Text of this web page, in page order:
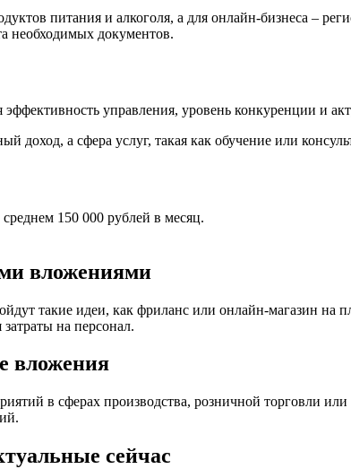
питания и алкоголя, а для онлайн-бизнеса –
необходимых документов.
управления, уровень конкуренции и
доход, а сфера услуг, такая как обучение или
150 000 рублей в месяц.
вложениями
такие идеи, как фриланс или онлайн-магазин на
на персонал.
вложения
в сферах производства, розничной торговли или
сейчас